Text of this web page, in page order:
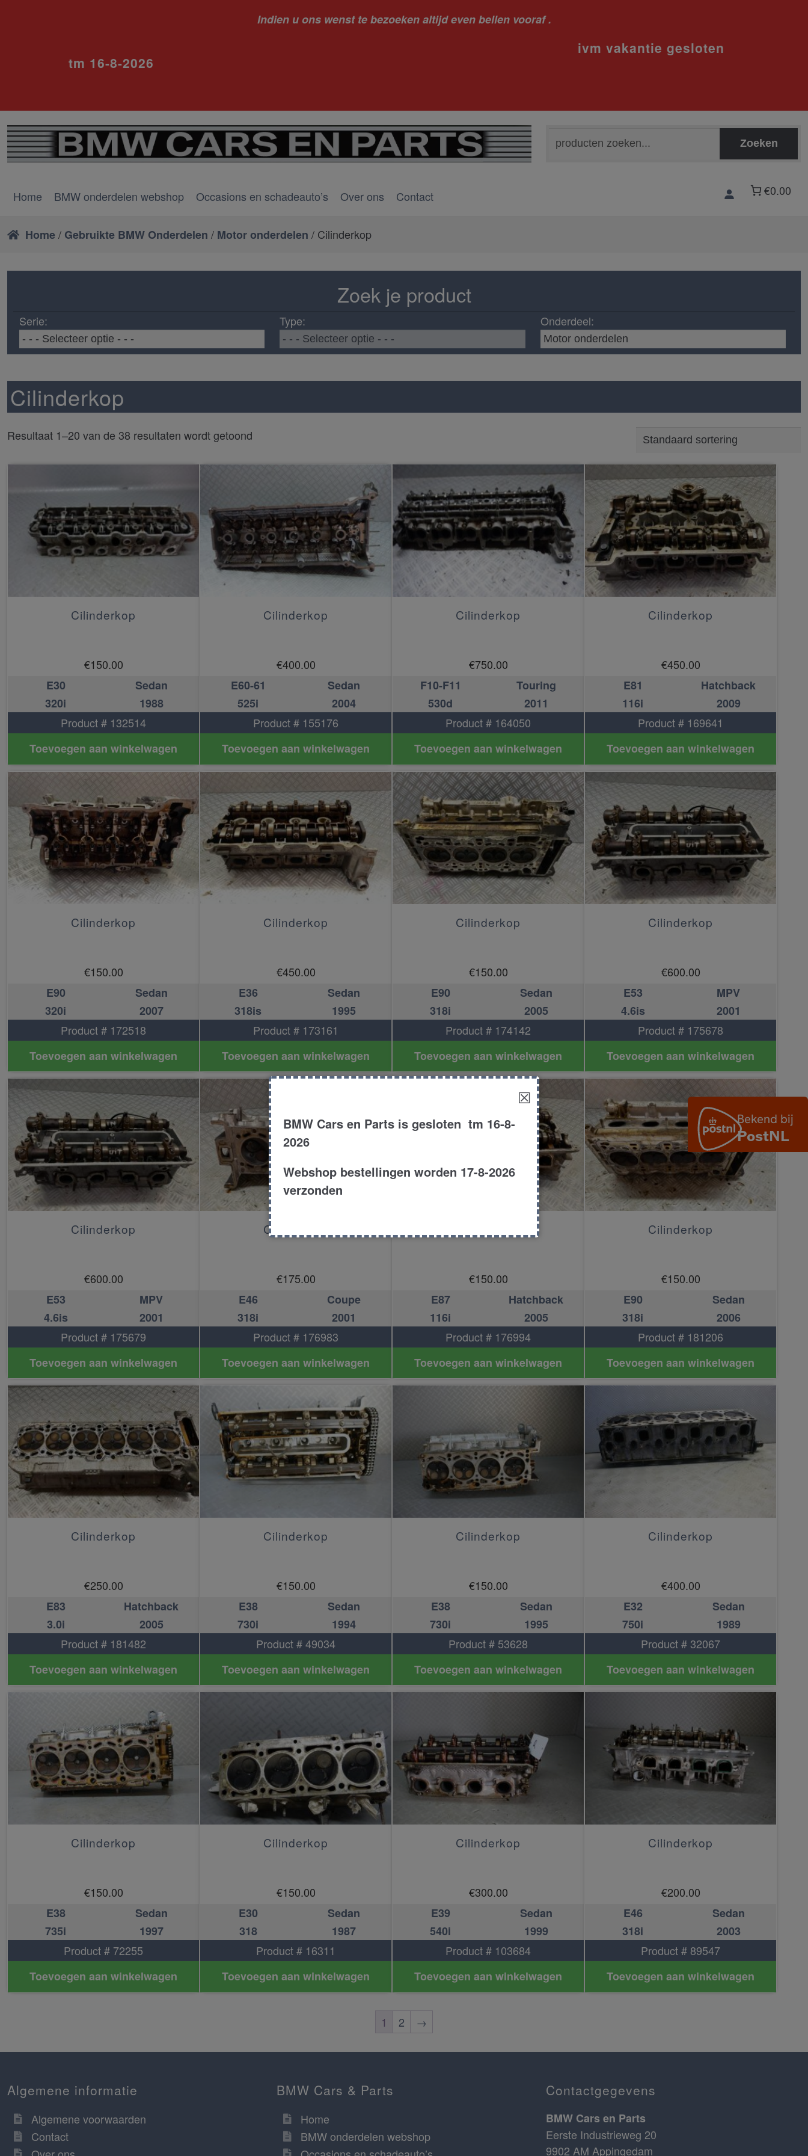
Indien u ons wenst te bezoeken altijd even bellen vooraf .
ivm vakantie gesloten
tm 16-8-2026
naar:
Zoeken
Home BMW onderdelen webshop Occasions en schadeauto’s Over ons Contact €0.00
Home/ Gebruikte BMW Onderdelen / Motor onderdelen / Cilinderkop
Zoek je product
Serie: Type: Onderdeel:
Cilinderkop
Resultaat 1–20 van de 38 resultaten wordt getoond
Cilinderkop
€150.00
E30
Sedan
320i
1988
Product # 132514
Toevoegen aan winkelwagen
Cilinderkop
€400.00
E60-61
Sedan
525i
2004
Product # 155176
Toevoegen aan winkelwagen
Cilinderkop
€750.00
F10-F11
Touring
530d
2011
Product # 164050
Toevoegen aan winkelwagen
Cilinderkop
€450.00
E81
Hatchback
116i
2009
Product # 169641
Toevoegen aan winkelwagen
Cilinderkop
€150.00
E90
Sedan
320i
2007
Product # 172518
Toevoegen aan winkelwagen
Cilinderkop
€450.00
E36
Sedan
318is
1995
Product # 173161
Toevoegen aan winkelwagen
Cilinderkop
€150.00
E90
Sedan
318i
2005
Product # 174142
Toevoegen aan winkelwagen
Cilinderkop
€600.00
E53
MPV
4.6is
2001
Product # 175678
Toevoegen aan winkelwagen
Cilinderkop
€600.00
E53
MPV
4.6is
2001
Product # 175679
Toevoegen aan winkelwagen
Cilinderkop
€175.00
E46
Coupe
318i
2001
Product # 176983
Toevoegen aan winkelwagen
€150.00
E87
Hatchback
116i
2005
Product # 176994
Toevoegen aan winkelwagen
Cilinderkop
€150.00
E90
Sedan
318i
2006
Product # 181206
Toevoegen aan winkelwagen
Cilinderkop
€250.00
E83
Hatchback
3.0i
2005
Product # 181482
Toevoegen aan winkelwagen
Cilinderkop
€150.00
E38
Sedan
730i
1994
Product # 49034
Toevoegen aan winkelwagen
Cilinderkop
€150.00
E38
Sedan
730i
1995
Product # 53628
Toevoegen aan winkelwagen
Cilinderkop
€400.00
E32
Sedan
750i
1989
Product # 32067
Toevoegen aan winkelwagen
Cilinderkop
€150.00
E38
Sedan
735i
1997
Product # 72255
Toevoegen aan winkelwagen
Cilinderkop
€150.00
E30
Sedan
318
1987
Product # 16311
Toevoegen aan winkelwagen
Cilinderkop
€300.00
E39
Sedan
540i
1999
Product # 103684
Toevoegen aan winkelwagen
Cilinderkop
€200.00
E46
Sedan
318i
2003
Product # 89547
Toevoegen aan winkelwagen
1 2 →
Algemene informatie
Algemene voorwaarden
Contact
BMW Cars & Parts
Home
BMW onderdelen webshop
Contactgegevens
BMW Cars en Parts
Eerste Industrieweg 20
9902 AM Appingedam
☒
BMW Cars en Parts is gesloten tm 16-8-
2026
Webshop bestellingen worden 17-8-2026
verzonden